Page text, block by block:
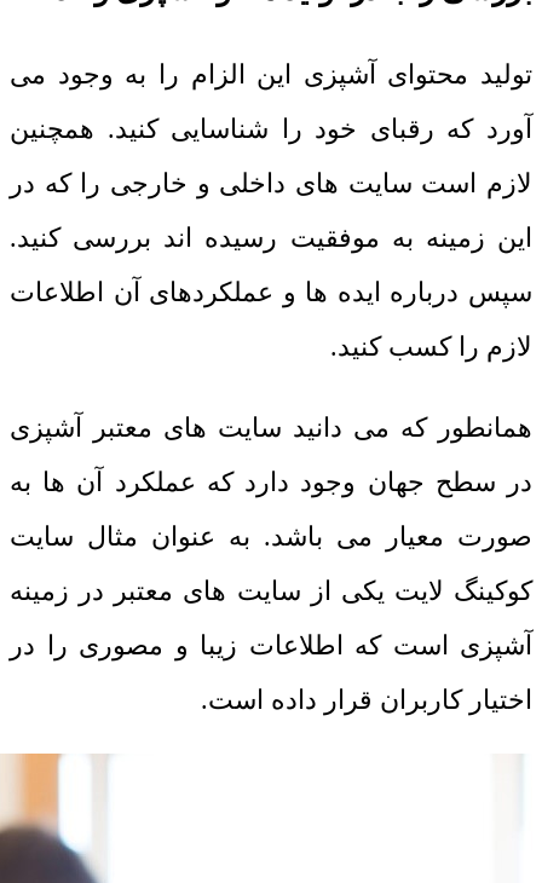
تولید محتوای آشپزی این الزام را به وجود می
آورد که رقبای خود را شناسایی کنید. همچنین
لازم است سایت های داخلی و خارجی را که در
این زمینه به موفقیت رسیده اند بررسی کنید.
سپس درباره ایده ها و عملکردهای آن اطلاعات
لازم را کسب کنید.
همانطور که می دانید سایت های معتبر آشپزی
در سطح جهان وجود دارد که عملکرد آن ها به
صورت معیار می باشد. به عنوان مثال سایت
کوکینگ لایت یکی از سایت های معتبر در زمینه
آشپزی است که اطلاعات زیبا و مصوری را در
اختیار کاربران قرار داده است.